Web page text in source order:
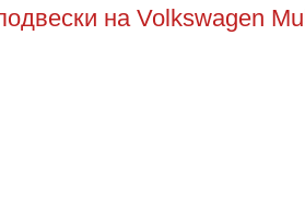
на Volkswagen